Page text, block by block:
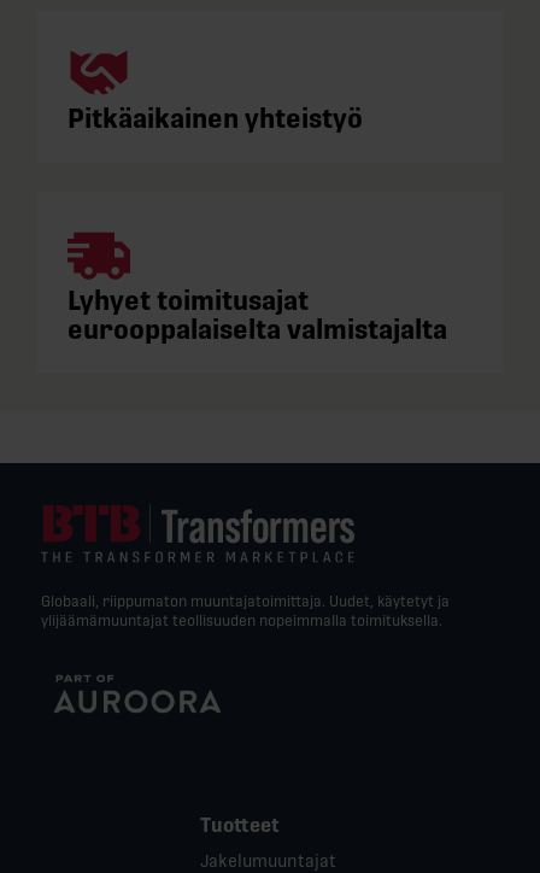
Pitkäaikainen yhteistyö
Lyhyet toimitusajat
eurooppalaiselta valmistajalta
Globaali, riippumaton muuntajatoimittaja. Uudet, käytetyt ja
ylijäämämuuntajat teollisuuden nopeimmalla toimituksella.
Tuotteet
Jakelumuuntajat